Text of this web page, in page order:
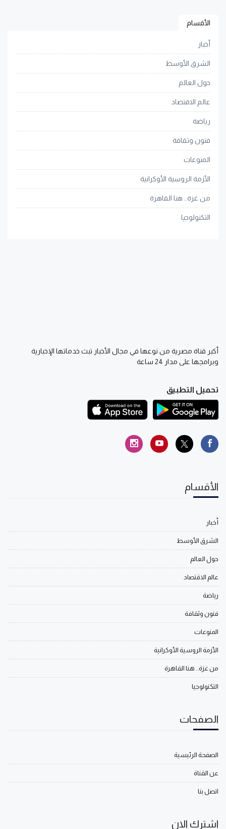
الأقسام
أخبار
الشرق الأوسط
حول العالم
عالم الاقتصاد
رياضة
فنون وثقافة
المنوعات
الأزمة الروسية الأوكرانية
من غزة.. هنا القاهرة
التكنولوجيا
أكبر قناة مصرية من نوعها في مجال الأخبار تبث خدماتها الإخبارية
وبرامجها على مدار 24 ساعة
تحميل التطبيق
الأقسام
أخبار
الشرق الأوسط
حول العالم
عالم الاقتصاد
رياضة
فنون وثقافة
المنوعات
الأزمة الروسية الأوكرانية
من غزة.. هنا القاهرة
التكنولوجيا
الصفحات
الصفحة الرئيسية
عن القناة
اتصل بنا
اشترك الان